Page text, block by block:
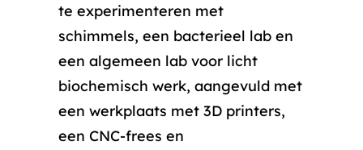
te experimenteren met
schimmels, een bacterieel lab en
een algemeen lab voor licht
biochemisch werk, aangevuld met
een werkplaats met 3D printers,
een CNC-frees en